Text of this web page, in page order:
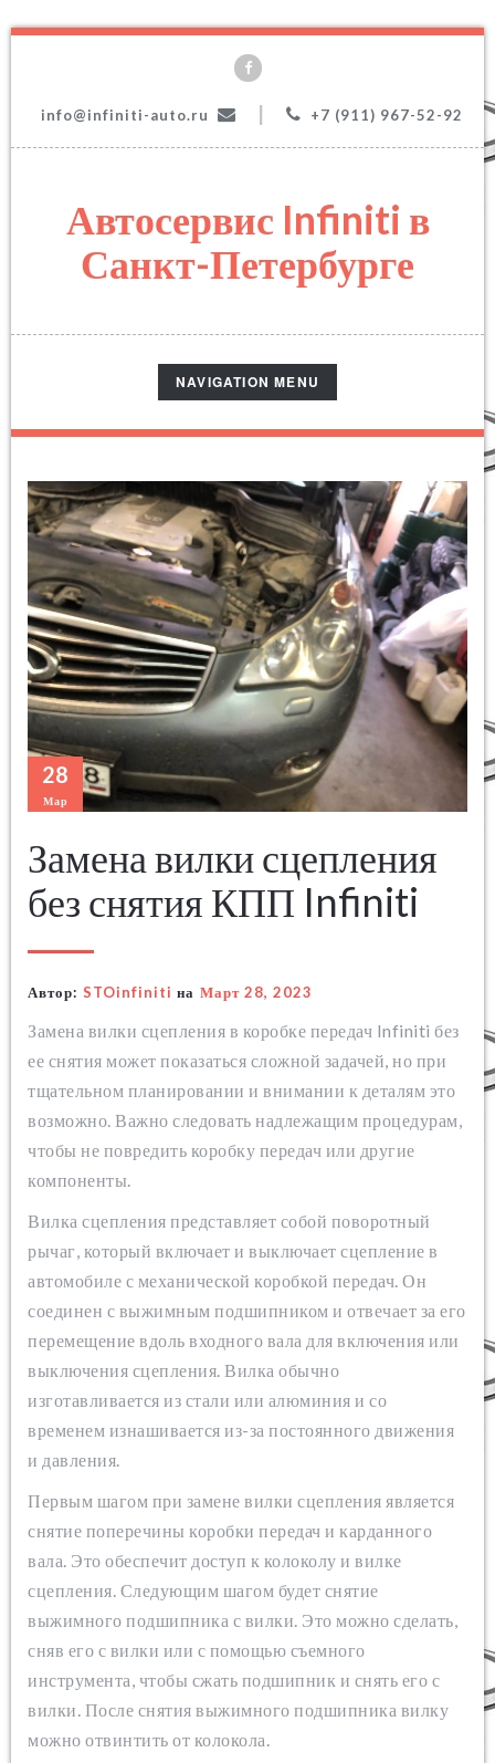
info@infiniti-auto.ru +7 (911) 967-52-92
Автосервис Infiniti в
Санкт-Петербурге
TOGGLE
NAVIGATION
NAVIGATION MENU
28
Мар
Замена вилки сцепления
без снятия КПП Infiniti
Автор: STOinfiniti на Март 28, 2023
Замена вилки сцепления в коробке передач Infiniti без
ее снятия может показаться сложной задачей, но при
тщательном планировании и внимании к деталям это
возможно. Важно следовать надлежащим процедурам,
чтобы не повредить коробку передач или другие
компоненты.
Вилка сцепления представляет собой поворотный
рычаг, который включает и выключает сцепление в
автомобиле с механической коробкой передач. Он
соединен с выжимным подшипником и отвечает за его
перемещение вдоль входного вала для включения или
выключения сцепления. Вилка обычно
изготавливается из стали или алюминия и со
временем изнашивается из-за постоянного движения
и давления.
Первым шагом при замене вилки сцепления является
снятие поперечины коробки передач и карданного
вала. Это обеспечит доступ к колоколу и вилке
сцепления. Следующим шагом будет снятие
выжимного подшипника с вилки. Это можно сделать,
сняв его с вилки или с помощью съемного
инструмента, чтобы сжать подшипник и снять его с
вилки. После снятия выжимного подшипника вилку
можно отвинтить от колокола.